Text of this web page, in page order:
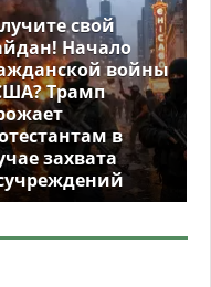
свой
Начало
войны
Трамп
в
захвата